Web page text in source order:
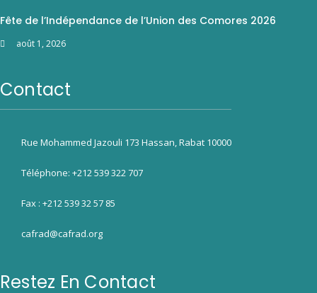
Fête de l’Indépendance de l’Union des Comores 2026
août 1, 2026
Contact
Rue Mohammed Jazouli 173 Hassan, Rabat 10000
Téléphone: +212 539 322 707
Fax : +212 539 32 57 85
cafrad@cafrad.org
Restez En Contact